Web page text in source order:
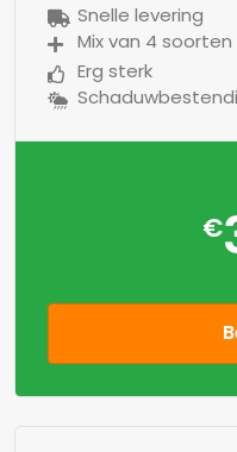
Snelle levering
Mix van 4 soorten
Erg sterk
€